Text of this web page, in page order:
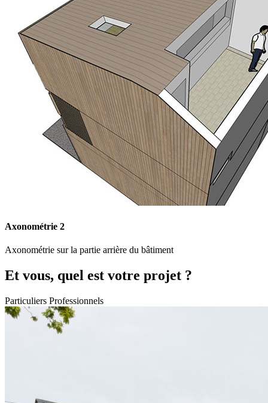
Axonométrie 2
Axonométrie sur la partie arrière du bâtiment
Et vous, quel est votre projet ?
Particuliers Professionnels